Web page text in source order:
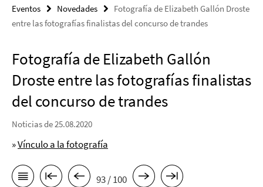
Eventos
Novedades
Fotografía de Elizabeth Gallón Droste
entre las fotografías finalistas del concurso de trandes
Fotografía de Elizabeth Gallón
Droste entre las fotografías finalistas
del concurso de trandes
Noticias de 25.08.2020
»Vínculo a la fotografía
93 / 100